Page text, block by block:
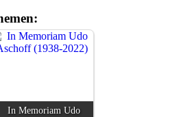
In Memoriam Udo